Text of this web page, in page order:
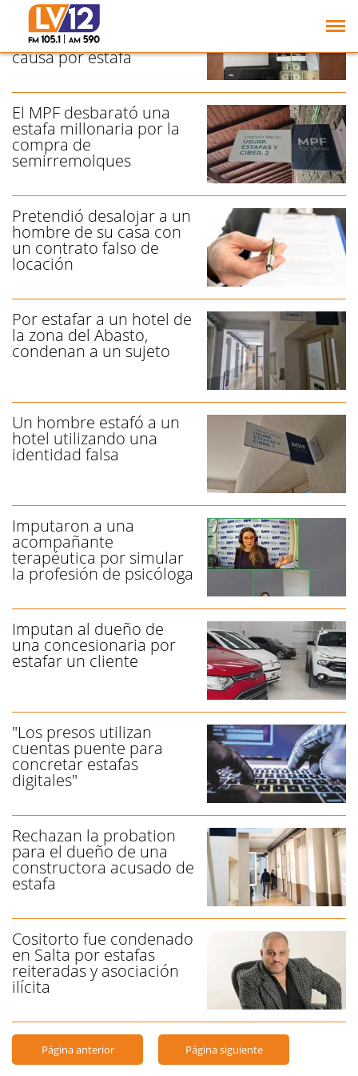
Realizaron
allanamientos y
detenciones en una
causa por estafa
El MPF desbarató una
estafa millonaria por la
compra de
semirremolques
Pretendió desalojar a un
hombre de su casa con
un contrato falso de
locación
Por estafar a un hotel de
la zona del Abasto,
condenan a un sujeto
Un hombre estafó a un
hotel utilizando una
identidad falsa
Imputaron a una
acompañante
terapéutica por simular
la profesión de psicóloga
Imputan al dueño de
una concesionaria por
estafar un cliente
"Los presos utilizan
cuentas puente para
concretar estafas
digitales"
Rechazan la probation
para el dueño de una
constructora acusado de
estafa
Cositorto fue condenado
en Salta por estafas
reiteradas y asociación
ilícita
Página anterior Página siguiente